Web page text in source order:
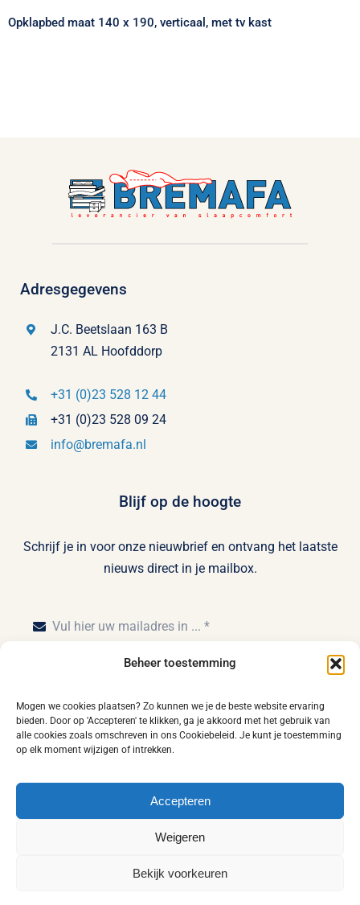
Beheer toestemming
Mogen we cookies plaatsen? Zo kunnen we je de beste website ervaring
bieden. Door op 'Accepteren' te klikken, ga je akkoord met het gebruik van
alle cookies zoals omschreven in ons Cookiebeleid. Je kunt je toestemming
op elk moment wijzigen of intrekken.
Accepteren
Weigeren
Bekijk voorkeuren
Opklapbed maat 140 x 190, verticaal, met tv kast
Adresgegevens
J.C. Beetslaan 163 B
2131 AL Hoofddorp
+31 (0)23 528 12 44
+31 (0)23 528 09 24
info@bremafa.nl
Blijf op de hoogte
Schrijf je in voor onze nieuwbrief en ontvang het laatste
nieuws direct in je mailbox.
Home Privacy statement
Disclaimer
Leveringsvoorwaarden
Algemene voorwaarden
Cookiebeleid (EU)
1978 - 2026© Bremafa | Ontwerp doorVan de Sand Design